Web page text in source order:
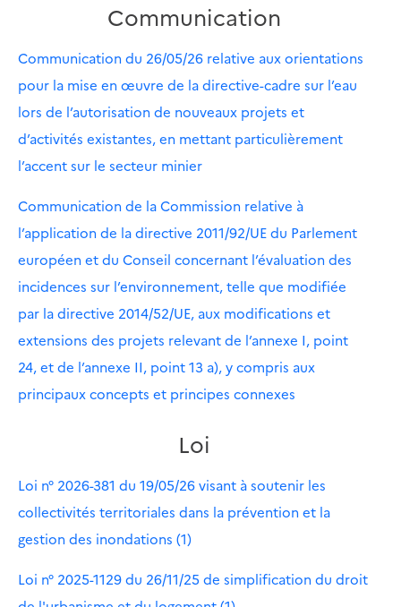
Communication
Communication du 26/05/26 relative aux orientations
pour la mise en œuvre de la directive-cadre sur l’eau
lors de l’autorisation de nouveaux projets et
d’activités existantes, en mettant particulièrement
l’accent sur le secteur minier
Communication de la Commission relative à
l’application de la directive 2011/92/UE du Parlement
européen et du Conseil concernant l’évaluation des
incidences sur l’environnement, telle que modifiée
par la directive 2014/52/UE, aux modifications et
extensions des projets relevant de l’annexe I, point
24, et de l’annexe II, point 13 a), y compris aux
principaux concepts et principes connexes
Loi
Loi n° 2026-381 du 19/05/26 visant à soutenir les
collectivités territoriales dans la prévention et la
gestion des inondations (1)
Loi n° 2025-1129 du 26/11/25 de simplification du droit